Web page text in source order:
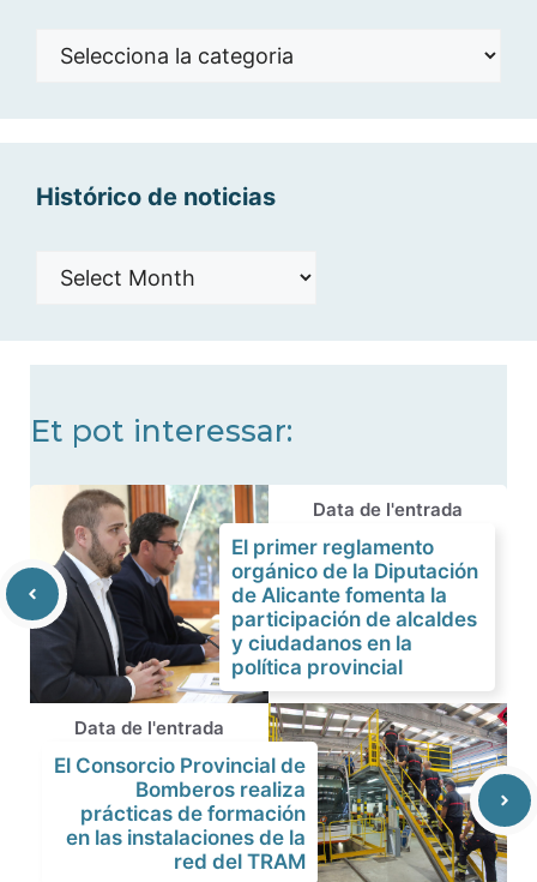
Noticias
Histórico de noticias
Histórico
Et pot interessar:
Data de l'entrada
El primer reglamento
orgánico de la Diputación
de Alicante fomenta la
participación de alcaldes
y ciudadanos en la
política provincial
Data de l'entrada
El Consorcio Provincial de
Bomberos realiza
prácticas de formación
en las instalaciones de la
red del TRAM